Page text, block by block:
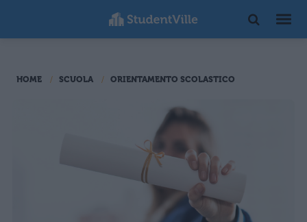
HOME SCUOLA ORIENTAMENTO SCOLASTICO